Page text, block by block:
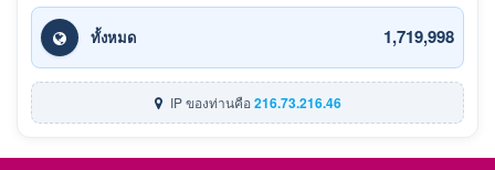
ทั้งหมด 1,719,998
IP ของท่านคือ216.73.216.46